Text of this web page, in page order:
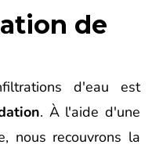
de
d'eau est
. À l'aide d'une
nous recouvrons la